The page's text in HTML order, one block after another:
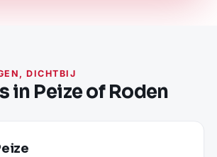
DICHTBIJ
in Peize of Roden